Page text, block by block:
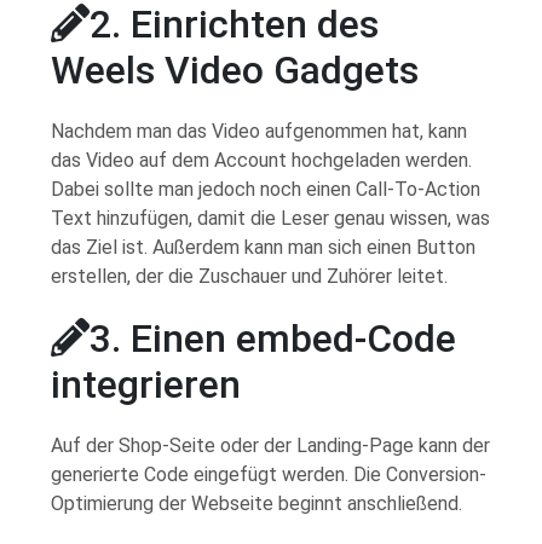
2. Einrichten des
Weels Video Gadgets
Nachdem man das Video aufgenommen hat, kann
das Video auf dem Account hochgeladen werden.
Dabei sollte man jedoch noch einen Call-To-Action
Text hinzufügen, damit die Leser genau wissen, was
das Ziel ist. Außerdem kann man sich einen Button
erstellen, der die Zuschauer und Zuhörer leitet.
3. Einen embed-Code
integrieren
Auf der Shop-Seite oder der Landing-Page kann der
generierte Code eingefügt werden. Die Conversion-
Optimierung der Webseite beginnt anschließend.